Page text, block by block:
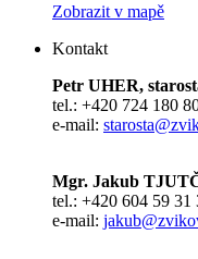
Zobrazit v mapě
Kontakt
Petr UHER,
tel.: +420 724 180
e-mail:
Mgr. Jakub
tel.: +420 604 59 31
e-mail: